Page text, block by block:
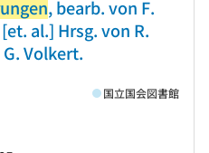
, bearb. von F.
al.] Hrsg. von R.
Volkert.
国立国会図書館